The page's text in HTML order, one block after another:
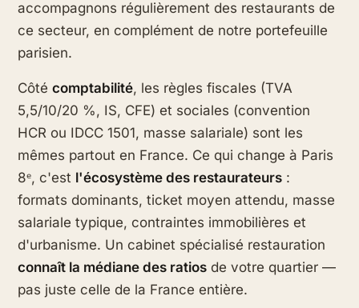
accompagnons régulièrement des restaurants de
ce secteur, en complément de notre portefeuille
parisien.
Côtécomptabilité, les règles fiscales (TVA
5,5/10/20 %, IS, CFE) et sociales (convention
HCR ou IDCC 1501, masse salariale) sont les
mêmes partout en France. Ce qui change à Paris
8ᵉ, c'est l'écosystème des restaurateurs :
formats dominants, ticket moyen attendu, masse
salariale typique, contraintes immobilières et
d'urbanisme. Un cabinet spécialisé restauration
connaît la médiane des ratios de votre quartier —
pas juste celle de la France entière.